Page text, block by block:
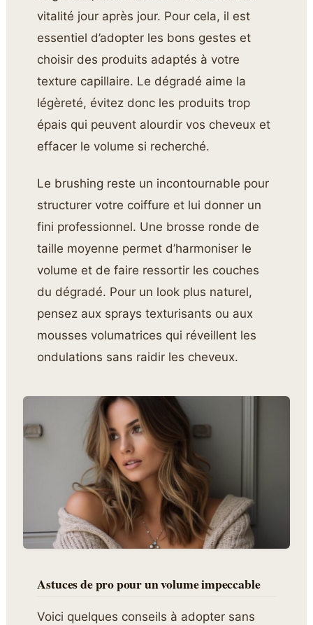
vitalité jour après jour. Pour cela, il est
essentiel d’adopter les bons gestes et
choisir des produits adaptés à votre
texture capillaire. Le dégradé aime la
légèreté, évitez donc les produits trop
épais qui peuvent alourdir vos cheveux et
effacer le volume si recherché.
Le brushing reste un incontournable pour
structurer votre coiffure et lui donner un
fini professionnel. Une brosse ronde de
taille moyenne permet d’harmoniser le
volume et de faire ressortir les couches
du dégradé. Pour un look plus naturel,
pensez aux sprays texturisants ou aux
mousses volumatrices qui réveillent les
ondulations sans raidir les cheveux.
Astuces de pro pour un volume impeccable
Voici quelques conseils à adopter sans